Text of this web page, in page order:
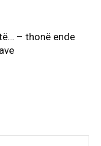
– thonë ende